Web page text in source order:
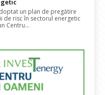
un plan de pregătire
de risc în sectorul energetic
Centru...